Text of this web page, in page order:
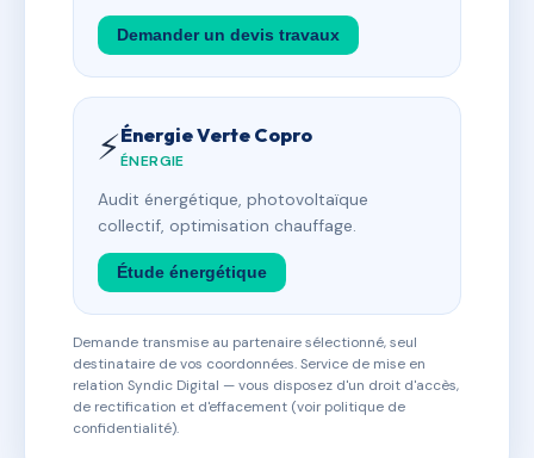
Demander un devis travaux
⚡Énergie Verte Copro
ÉNERGIE
Audit énergétique, photovoltaïque
collectif, optimisation chauffage.
Étude énergétique
Demande transmise au partenaire sélectionné, seul
destinataire de vos coordonnées. Service de mise en
relation Syndic Digital — vous disposez d'un droit d'accès,
de rectification et d'effacement (voir politique de
confidentialité).